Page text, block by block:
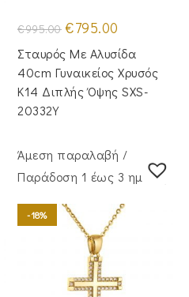
€995.00 Original
price
was:
€995.00.
€795.00
τιμή
είναι:
€795.00.
Σταυρός Με Αλυσίδα
40cm Γυναικείος Χρυσός
Κ14 Διπλής Όψης SXS-
20332Y
Άμεση παραλαβή /
Παράδoση 1 έως 3 ημέρες
-18%